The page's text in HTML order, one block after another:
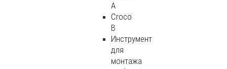
A
Croco
B
Инструмент
для
монтажа